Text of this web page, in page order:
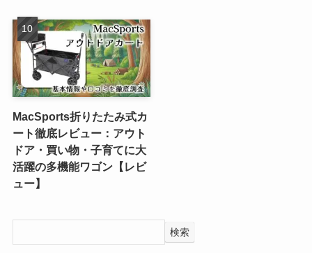
MacSports折りたたみ式カ
ート徹底レビュー：アウト
ドア・買い物・子育てに大
活躍の多機能ワゴン【レビ
ュー】
検索